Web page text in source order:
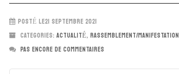
POSTÉ LE21 SEPTEMBRE 2021
CATEGORIES: ACTUALITÉ, RASSEMBLEMENT/MANIFESTATION
PAS ENCORE DE COMMENTAIRES